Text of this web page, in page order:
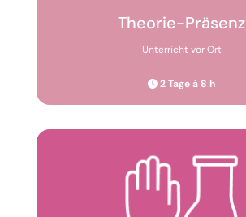
Theorie-Präsenz
Unterricht vor Ort
2 Tage à 8 h